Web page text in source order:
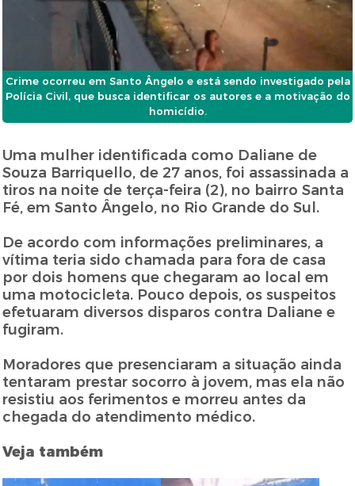
Crime ocorreu em Santo Ângelo e está sendo investigado pela
Polícia Civil, que busca identificar os autores e a motivação do
homicídio.
Uma mulher identificada como Daliane de
Souza Barriquello, de 27 anos, foi assassinada a
tiros na noite de terça-feira (2), no bairro Santa
Fé, em Santo Ângelo, no Rio Grande do Sul.
De acordo com informações preliminares, a
vítima teria sido chamada para fora de casa
por dois homens que chegaram ao local em
uma motocicleta. Pouco depois, os suspeitos
efetuaram diversos disparos contra Daliane e
fugiram.
Moradores que presenciaram a situação ainda
tentaram prestar socorro à jovem, mas ela não
resistiu aos ferimentos e morreu antes da
chegada do atendimento médico.
Veja também